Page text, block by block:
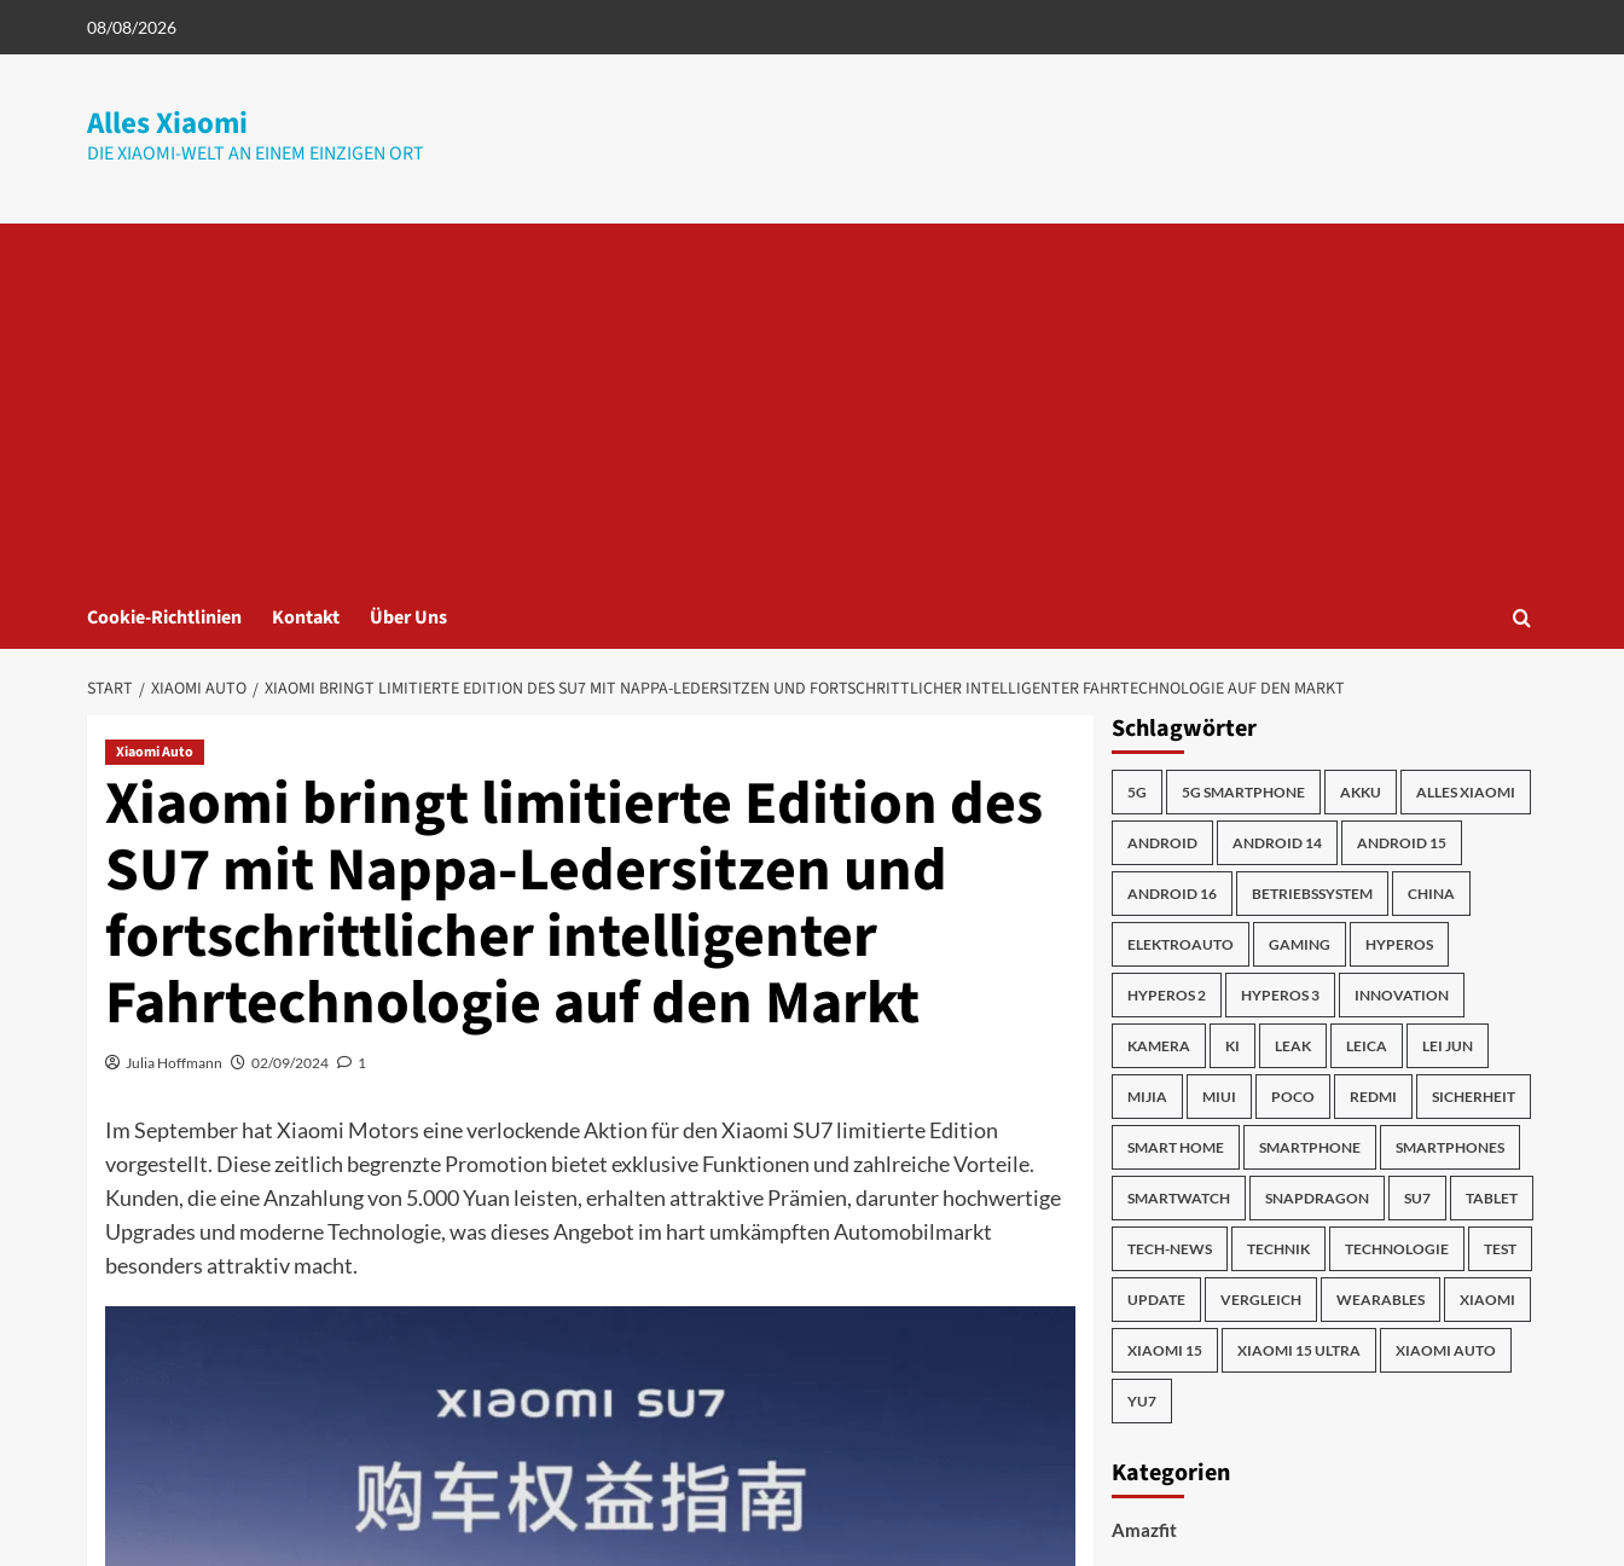
08/08/2026
Alles Xiaomi
DIE XIAOMI-WELT AN EINEM EINZIGEN ORT
Cookie-Richtlinien Kontakt Über Uns
START XIAOMI AUTO XIAOMI BRINGT LIMITIERTE EDITION DES SU7 MIT NAPPA-LEDERSITZEN UND FORTSCHRITTLICHER INTELLIGENTER FAHRTECHNOLOGIE AUF DEN MARKT
Xiaomi Auto
Xiaomi bringt limitierte Edition des
SU7 mit Nappa-Ledersitzen und
fortschrittlicher intelligenter
Fahrtechnologie auf den Markt
Julia Hoffmann 02/09/2024 1
Im September hat Xiaomi Motors eine verlockende Aktion für den Xiaomi SU7 limitierte Edition
vorgestellt. Diese zeitlich begrenzte Promotion bietet exklusive Funktionen und zahlreiche Vorteile.
Kunden, die eine Anzahlung von 5.000 Yuan leisten, erhalten attraktive Prämien, darunter hochwertige
Upgrades und moderne Technologie, was dieses Angebot im hart umkämpften Automobilmarkt
besonders attraktiv macht.
Schlagwörter
5G 5G SMARTPHONE AKKU ALLES XIAOMI
ANDROID ANDROID 14 ANDROID 15
ANDROID 16 BETRIEBSSYSTEM CHINA
ELEKTROAUTO GAMING HYPEROS
HYPEROS 2 HYPEROS 3 INNOVATION
KAMERA KI LEAK LEICA LEI JUN
MIJIA MIUI POCO REDMI SICHERHEIT
SMART HOME SMARTPHONE SMARTPHONES
SMARTWATCH SNAPDRAGON SU7 TABLET
TECH-NEWS TECHNIK TECHNOLOGIE TEST
UPDATE VERGLEICH WEARABLES XIAOMI
XIAOMI 15 XIAOMI 15 ULTRA XIAOMI AUTO
YU7
Kategorien
Amazfit